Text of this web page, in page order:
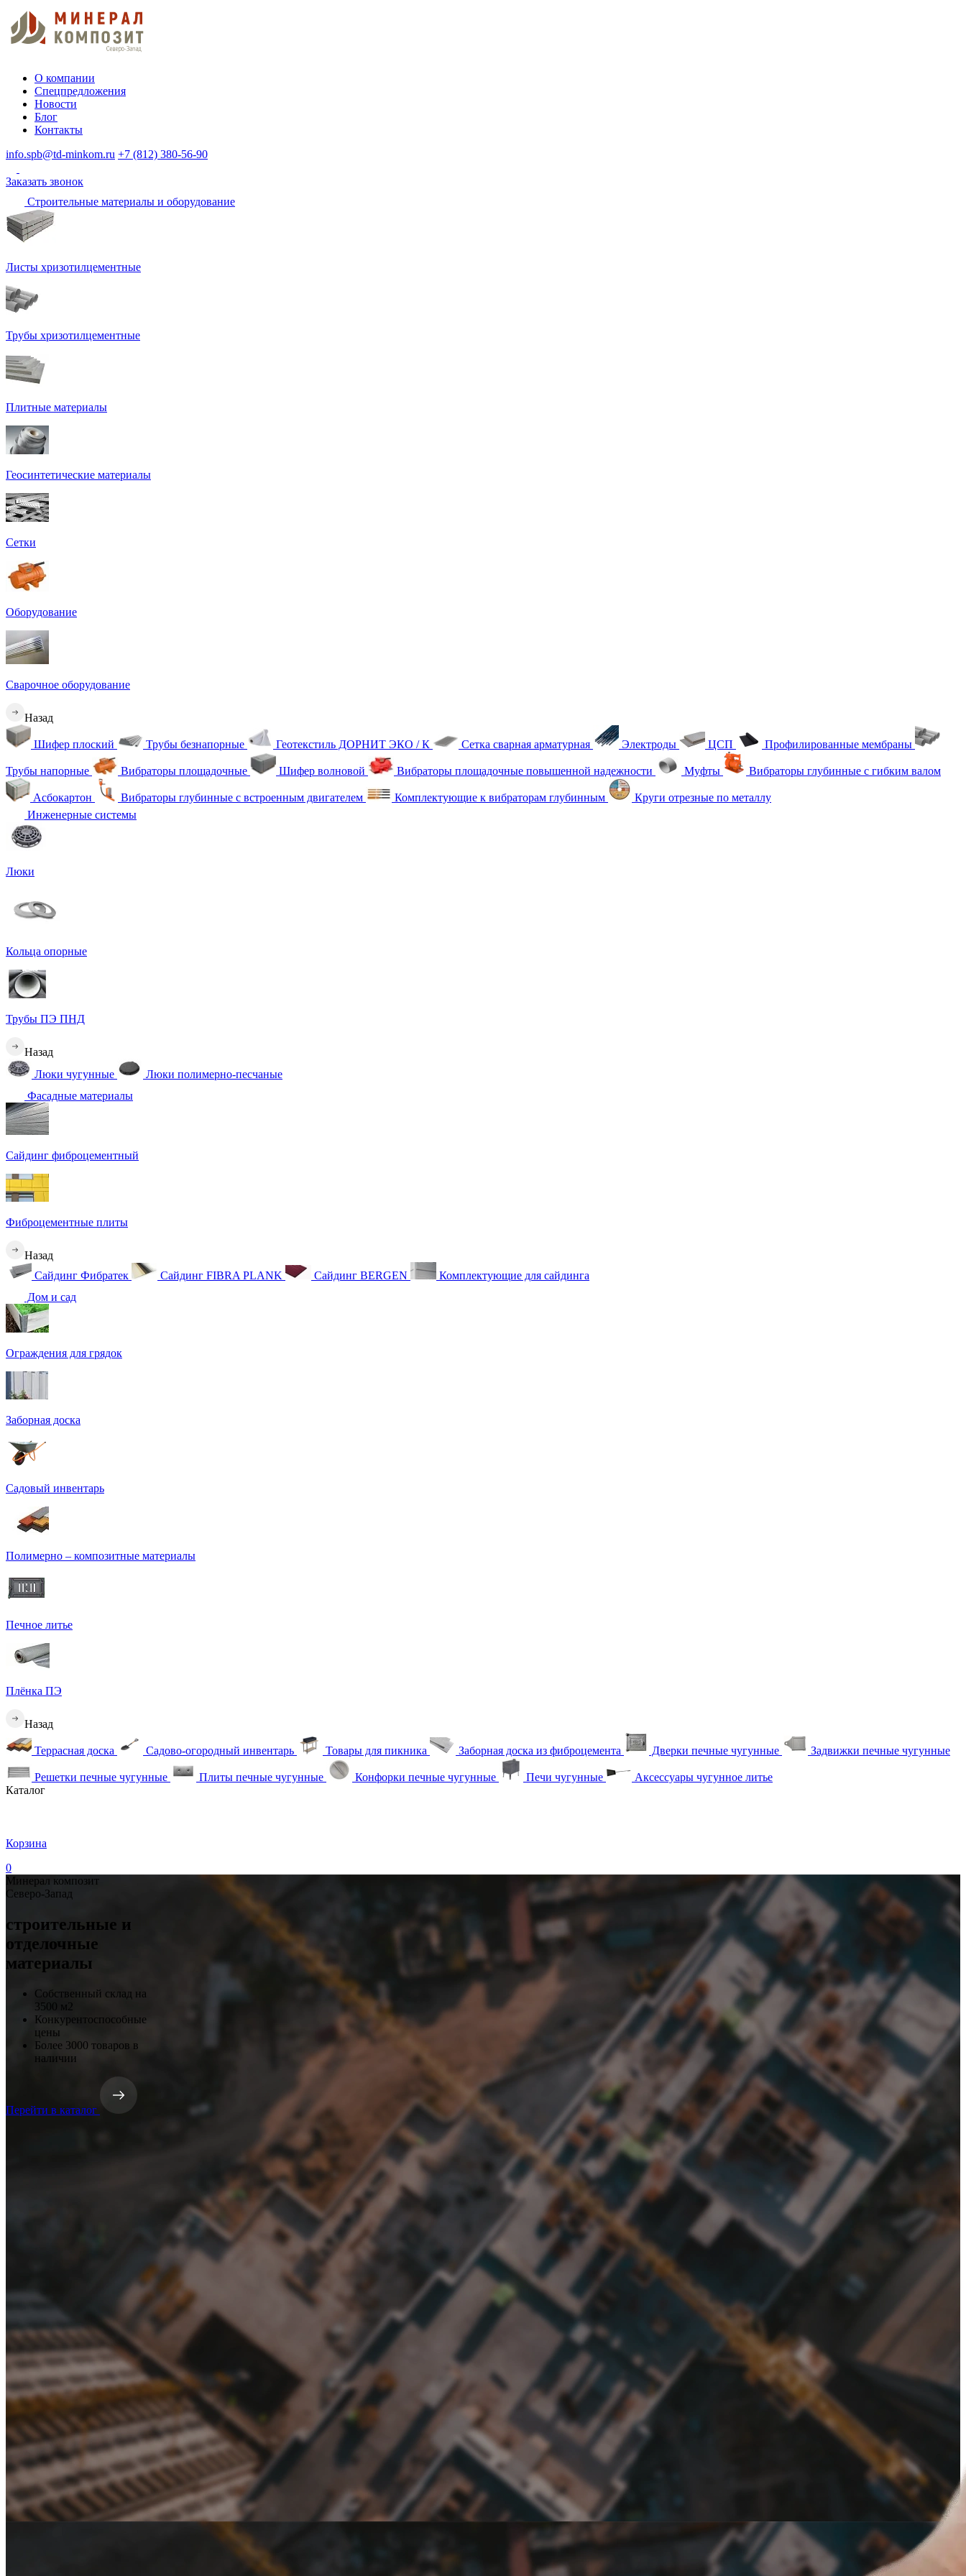
О компании
Спецпредложения
Новости
Блог
Контакты
info.spb@td-minkom.ru +7 (812) 380-56-90
Заказать звонок
Строительные материалы и оборудование
Листы хризотилцементные
Трубы хризотилцементные
Плитные материалы
Геосинтетические материалы
Сетки
Оборудование
Сварочное оборудование
Назад
Шифер плоский Трубы безнапорные Геотекстиль ДОРНИТ ЭКО / К Сетка сварная арматурная Электроды ЦСП Профилированные мембраны
Трубы напорные Вибраторы площадочные Шифер волновой Вибраторы площадочные повышенной надежности Муфты Вибраторы глубинные с гибким валом
Асбокартон Вибраторы глубинные с встроенным двигателем Комплектующие к вибраторам глубинным
Круги отрезные по металлу
Инженерные системы
Люки
Кольца опорные
Трубы ПЭ ПНД
Назад
Люки чугунные
Люки полимерно-песчаные
Фасадные материалы
Сайдинг фиброцементный
Фиброцементные плиты
Назад
Сайдинг Фибратек
Сайдинг FIBRA PLANK Сайдинг BERGEN
Комплектующие для сайдинга
Дом и сад
Ограждения для грядок
Заборная доска
Садовый инвентарь
Полимерно – композитные материалы
Печное литье
Плёнка ПЭ
Назад
Террасная доска Садово-огородный инвентарь Товары для пикника Заборная доска из фиброцемента Дверки печные чугунные Задвижки печные чугунные
Решетки печные чугунные Плиты печные чугунные Конфорки печные чугунные Печи чугунные
Аксессуары чугунное литье
Каталог
Корзина
0
Минерал композит
Северо-Запад
строительные и
отделочные
материалы
Собственный склад на
3500 м2
Конкурентоспособные
цены
Более 3000 товаров в
наличии
Перейти в каталог